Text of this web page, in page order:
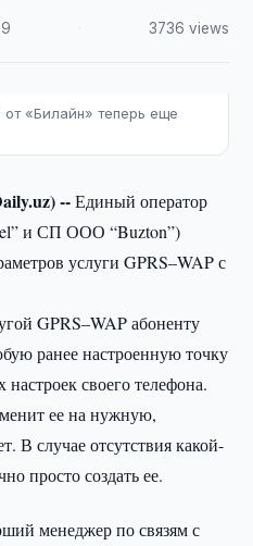
3736 views
от «Билайн» теперь еще
--Единый оператор
и СП ООО “Buzton”)
услуги GPRS–WAP с
GPRS–WAP абоненту
ранее настроенную точку
своего телефона.
ее на нужную,
В случае отсутствия какой-
просто создать ее.
менеджер по связям с